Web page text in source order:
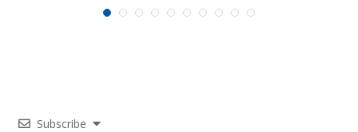
Subscribe